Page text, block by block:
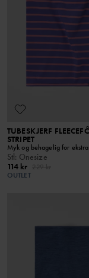
TUBESKJERF
STRIPET
Myk og behagelig for
Stl: Onesize
114 kr
OUTLET